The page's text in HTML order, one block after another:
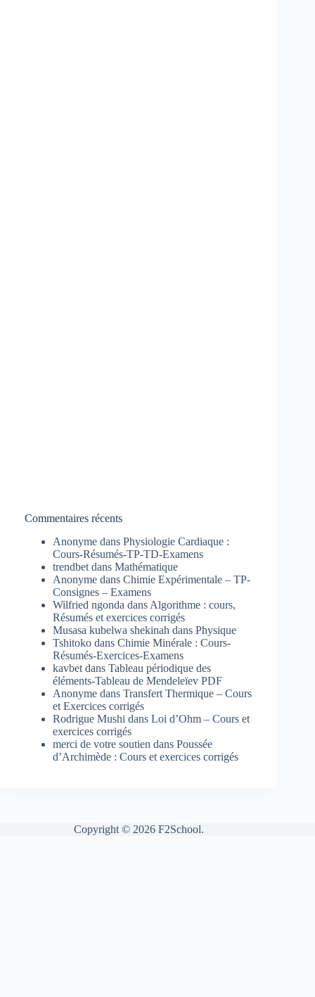
Commentaires récents
Anonyme dans Physiologie Cardiaque :
Cours-Résumés-TP-TD-Examens
trendbet dans Mathématique
Anonyme dans Chimie Expérimentale – TP-
Consignes – Examens
Wilfried ngonda dans Algorithme : cours,
Résumés et exercices corrigés
Musasa kubelwa shekinah dans Physique
Tshitoko dans Chimie Minérale : Cours-
Résumés-Exercices-Examens
kavbet dans Tableau périodique des
éléments-Tableau de Mendeleïev PDF
Anonyme dans Transfert Thermique – Cours
et Exercices corrigés
Rodrigue Mushi dans Loi d’Ohm – Cours et
exercices corrigés
merci de votre soutien dans Poussée
d’Archimède : Cours et exercices corrigés
Copyright © 2026 F2School.